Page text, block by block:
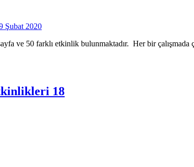
Şubat 2020
ve 50 farklı etkinlik bulunmaktadır. Her bir çalışmada
18